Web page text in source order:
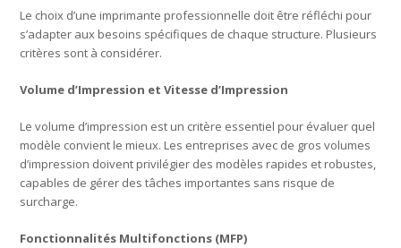
Le choix d’une imprimante professionnelle doit être réfléchi pour
s’adapter aux besoins spécifiques de chaque structure. Plusieurs
critères sont à considérer.
Volume d’Impression et Vitesse d’Impression
Le volume d’impression est un critère essentiel pour évaluer quel
modèle convient le mieux. Les entreprises avec de gros volumes
d’impression doivent privilégier des modèles rapides et robustes,
capables de gérer des tâches importantes sans risque de
surcharge.
Fonctionnalités Multifonctions (MFP)